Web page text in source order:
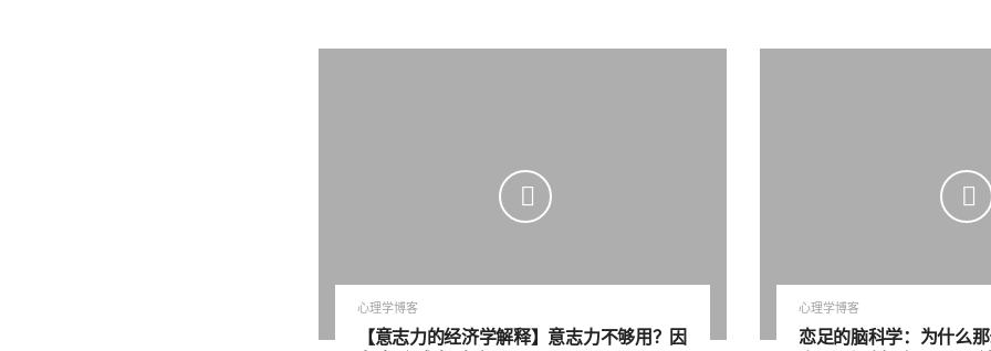
心理学博客
【意志力的经济学解释】意志力不够用？因
心理学博客
恋足的脑科学：为什么